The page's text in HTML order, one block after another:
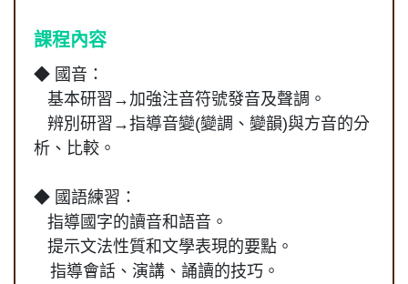
課程內容
◆ 國音：
基本研習→加強注音符號發音及聲調。
辨別研習→指導音變(變調、變韻)與方音的分
析、比較。
◆ 國語練習：
指導國字的讀音和語音。
提示文法性質和文學表現的要點。
指導會話、演講、誦讀的技巧。